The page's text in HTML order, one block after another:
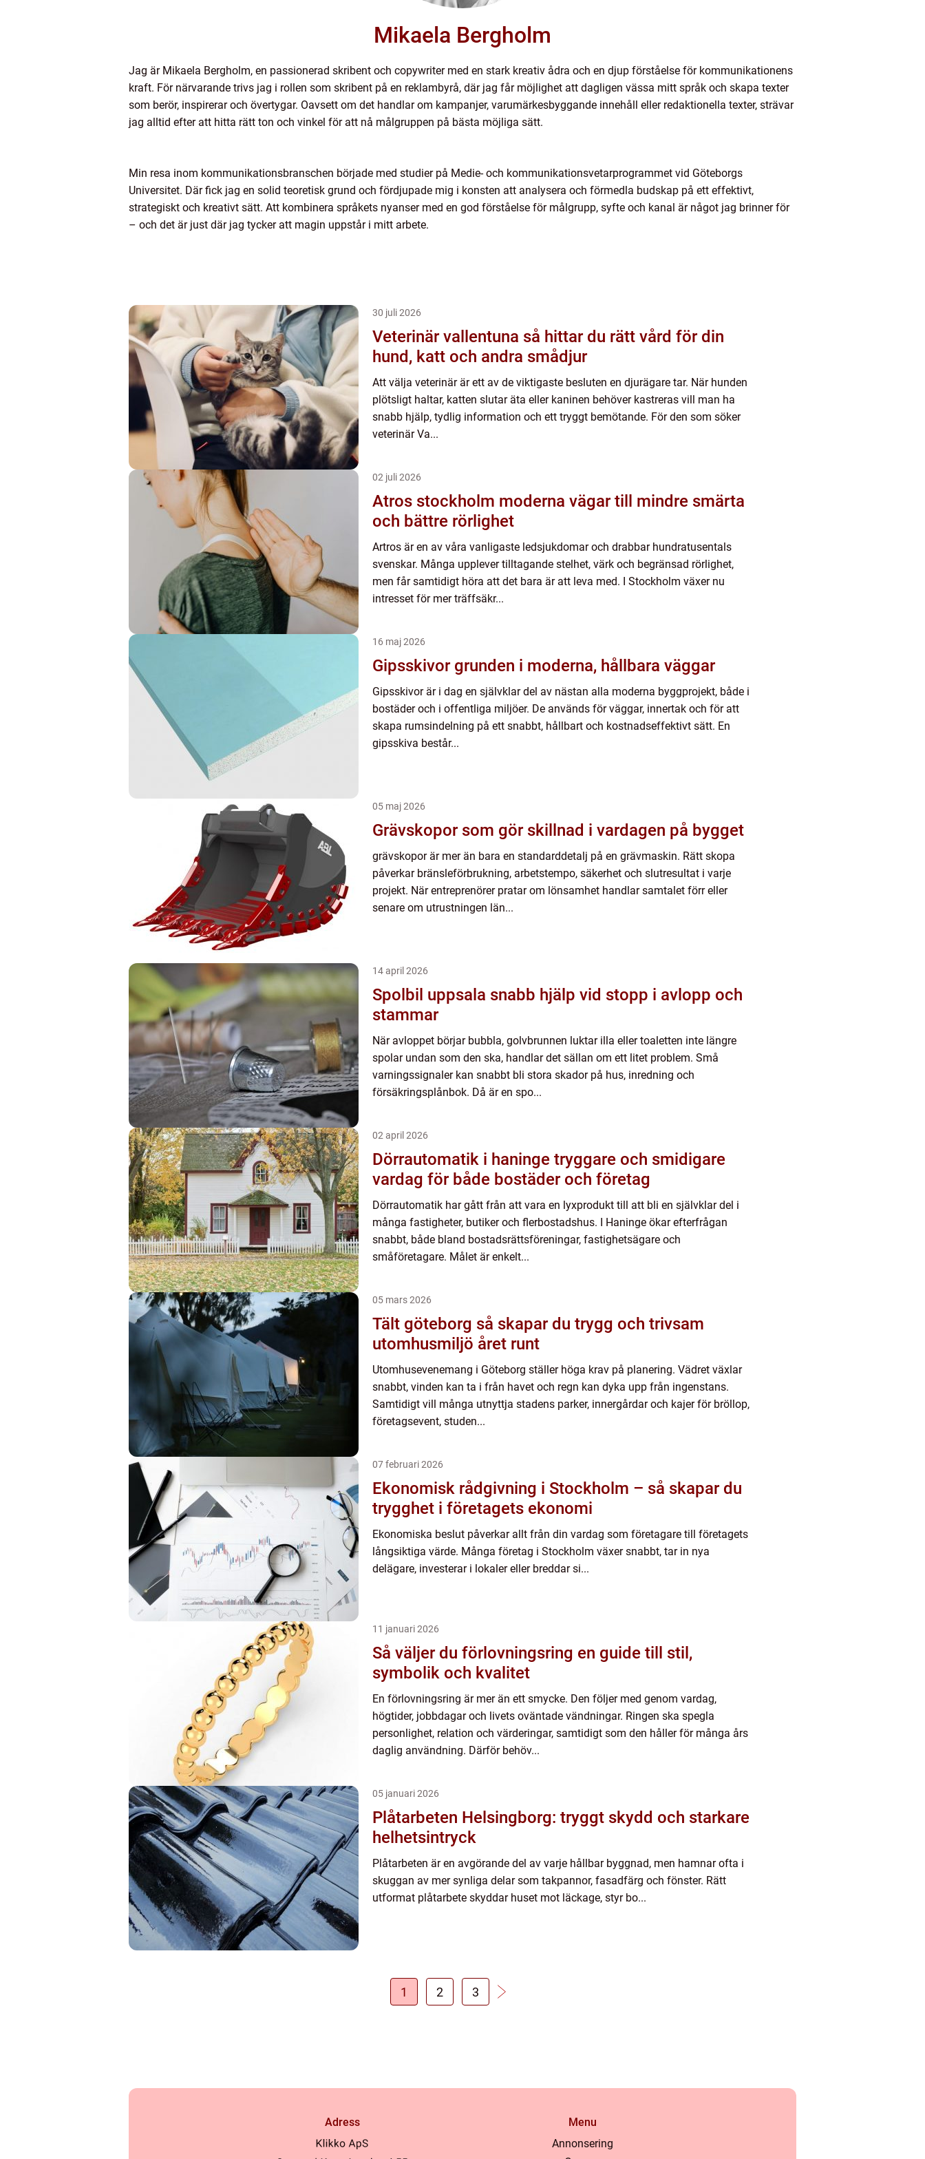
Mikaela Bergholm
Jag är Mikaela Bergholm, en passionerad skribent och copywriter med en stark kreativ ådra och en djup förståelse för kommunikationens
kraft. För närvarande trivs jag i rollen som skribent på en reklambyrå, där jag får möjlighet att dagligen vässa mitt språk och skapa texter
som berör, inspirerar och övertygar. Oavsett om det handlar om kampanjer, varumärkesbyggande innehåll eller redaktionella texter, strävar
jag alltid efter att hitta rätt ton och vinkel för att nå målgruppen på bästa möjliga sätt.
Min resa inom kommunikationsbranschen började med studier på Medie- och kommunikationsvetarprogrammet vid Göteborgs
Universitet. Där fick jag en solid teoretisk grund och fördjupade mig i konsten att analysera och förmedla budskap på ett effektivt,
strategiskt och kreativt sätt. Att kombinera språkets nyanser med en god förståelse för målgrupp, syfte och kanal är något jag brinner för
– och det är just där jag tycker att magin uppstår i mitt arbete.
30 juli 2026
Veterinär vallentuna så hittar du rätt vård för din
hund, katt och andra smådjur
Att välja veterinär är ett av de viktigaste besluten en djurägare tar. När hunden
plötsligt haltar, katten slutar äta eller kaninen behöver kastreras vill man ha
snabb hjälp, tydlig information och ett tryggt bemötande. För den som söker
veterinär Va...
02 juli 2026
Atros stockholm moderna vägar till mindre smärta
och bättre rörlighet
Artros är en av våra vanligaste ledsjukdomar och drabbar hundratusentals
svenskar. Många upplever tilltagande stelhet, värk och begränsad rörlighet,
men får samtidigt höra att det bara är att leva med. I Stockholm växer nu
intresset för mer träffsäkr...
16 maj 2026
Gipsskivor grunden i moderna, hållbara väggar
Gipsskivor är i dag en självklar del av nästan alla moderna byggprojekt, både i
bostäder och i offentliga miljöer. De används för väggar, innertak och för att
skapa rumsindelning på ett snabbt, hållbart och kostnadseffektivt sätt. En
gipsskiva består...
05 maj 2026
Grävskopor som gör skillnad i vardagen på bygget
grävskopor är mer än bara en standarddetalj på en grävmaskin. Rätt skopa
påverkar bränsleförbrukning, arbetstempo, säkerhet och slutresultat i varje
projekt. När entreprenörer pratar om lönsamhet handlar samtalet förr eller
senare om utrustningen län...
14 april 2026
Spolbil uppsala snabb hjälp vid stopp i avlopp och
stammar
När avloppet börjar bubbla, golvbrunnen luktar illa eller toaletten inte längre
spolar undan som den ska, handlar det sällan om ett litet problem. Små
varningssignaler kan snabbt bli stora skador på hus, inredning och
försäkringsplånbok. Då är en spo...
02 april 2026
Dörrautomatik i haninge tryggare och smidigare
vardag för både bostäder och företag
Dörrautomatik har gått från att vara en lyxprodukt till att bli en självklar del i
många fastigheter, butiker och flerbostadshus. I Haninge ökar efterfrågan
snabbt, både bland bostadsrättsföreningar, fastighetsägare och
småföretagare. Målet är enkelt...
05 mars 2026
Tält göteborg så skapar du trygg och trivsam
utomhusmiljö året runt
Utomhusevenemang i Göteborg ställer höga krav på planering. Vädret växlar
snabbt, vinden kan ta i från havet och regn kan dyka upp från ingenstans.
Samtidigt vill många utnyttja stadens parker, innergårdar och kajer för bröllop,
företagsevent, studen...
07 februari 2026
Ekonomisk rådgivning i Stockholm – så skapar du
trygghet i företagets ekonomi
Ekonomiska beslut påverkar allt från din vardag som företagare till företagets
långsiktiga värde. Många företag i Stockholm växer snabbt, tar in nya
delägare, investerar i lokaler eller breddar si...
11 januari 2026
Så väljer du förlovningsring en guide till stil,
symbolik och kvalitet
En förlovningsring är mer än ett smycke. Den följer med genom vardag,
högtider, jobbdagar och livets oväntade vändningar. Ringen ska spegla
personlighet, relation och värderingar, samtidigt som den håller för många års
daglig användning. Därför behöv...
05 januari 2026
Plåtarbeten Helsingborg: tryggt skydd och starkare
helhetsintryck
Plåtarbeten är en avgörande del av varje hållbar byggnad, men hamnar ofta i
skuggan av mer synliga delar som takpannor, fasadfärg och fönster. Rätt
utformat plåtarbete skyddar huset mot läckage, styr bo...
1 2 3
Adress
Menu
Annonsering